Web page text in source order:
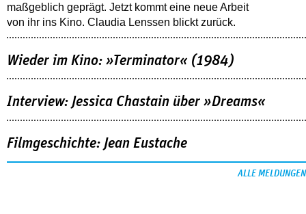
maßgeblich geprägt. Jetzt kommt eine neue Arbeit
von ihr ins Kino. Claudia Lenssen blickt zurück.
Wieder im Kino: »Terminator« (1984)
Interview: Jessica Chastain über »Dreams«
Filmgeschichte: Jean Eustache
ALLE MELDUNGEN